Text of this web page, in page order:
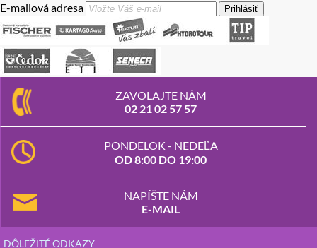
E-mailová adresa Prihlásiť
ZAVOLAJTE NÁM
02 21 02 57 57
PONDELOK - NEDEĽA
OD 8:00 DO 19:00
NAPÍŠTE NÁM
E-MAIL
DÔLEŽITÉ ODKAZY